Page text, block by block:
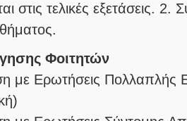
στις τελικές εξετάσεις. 2.
Φοιτητών
με Ερωτήσεις Πολλαπλής
)